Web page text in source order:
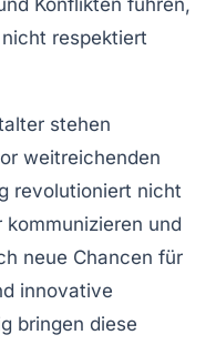
Konflikten führen,
respektiert
stehen
weitreichenden
revolutioniert nicht
und
neue Chancen für
innovative
bringen diese